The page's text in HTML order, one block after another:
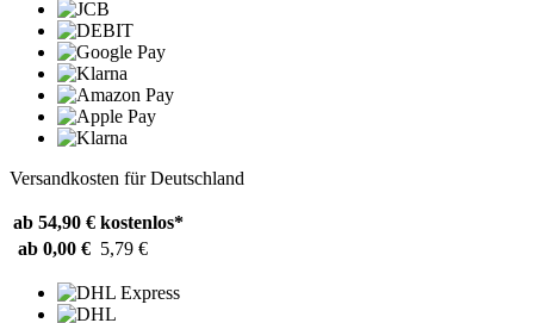
Versandkosten für Deutschland
ab 54,90 € kostenlos*
ab 0,00 € 5,79 €